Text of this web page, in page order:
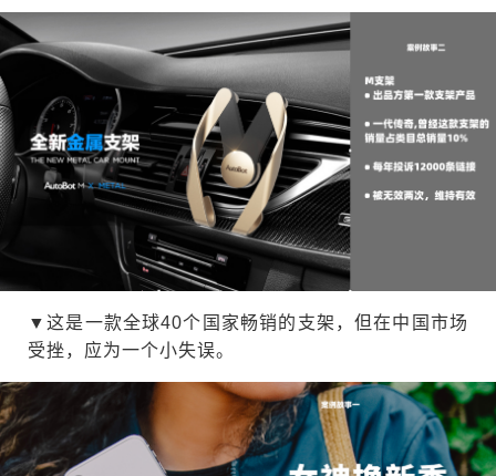
▼这是一款全球40个国家畅销的支架，但在中国市场
受挫，应为一个小失误。